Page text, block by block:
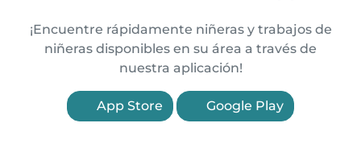
¡Encuentre rápidamente niñeras y trabajos de
niñeras disponibles en su área a través de
nuestra aplicación!
App Store Google Play